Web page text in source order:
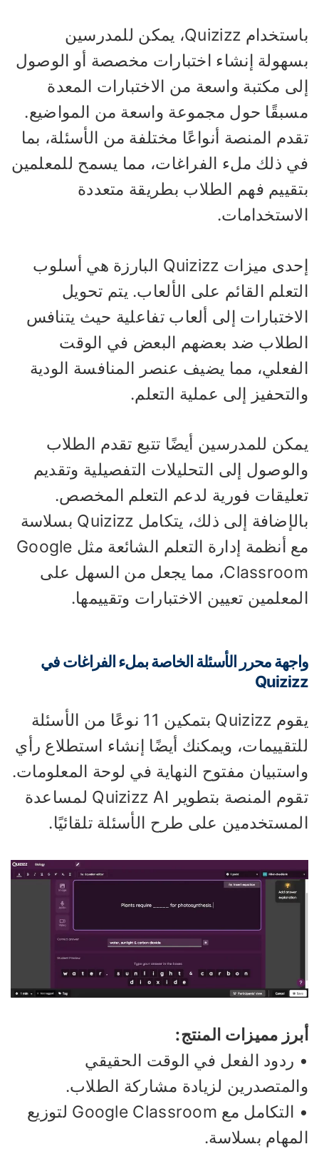
باستخدام Quizizz، يمكن للمدرسين
إنشاء اختبارات مخصصة أو الوصول
مكتبة واسعة من الاختبارات المعدة
حول مجموعة واسعة من المواضيع.
المنصة أنواعًا مختلفة من الأسئلة، بما
ذلك ملء الفراغات، مما يسمح للمعلمين
فهم الطلاب بطريقة متعددة
إحدى ميزات Quizizz البارزة هي أسلوب
القائم على الألعاب. يتم تحويل
إلى ألعاب تفاعلية حيث يتنافس
ضد بعضهم البعض في الوقت
مما يضيف عنصر المنافسة الودية
إلى عملية التعلم.
للمدرسين أيضًا تتبع تقدم الطلاب
إلى التحليلات التفصيلية وتقديم
فورية لدعم التعلم المخصص.
بالإضافة إلى ذلك، يتكامل Quizizz بسلاسة
مع أنظمة إدارة التعلم الشائعة مثل Google
Classroom، مما يجعل من السهل على
تعيين الاختبارات وتقييمها.
محرر الأسئلة الخاصة بملء الفراغات في
يقوم Quizizz بتمكين 11 نوعًا من الأسئلة
ويمكنك أيضًا إنشاء استطلاع رأي
مفتوح النهاية في لوحة المعلومات.
تقوم المنصة بتطوير Quizizz AI لمساعدة
على طرح الأسئلة تلقائيًا.
مميزات المنتج:
ردود الفعل في الوقت الحقيقي
لزيادة مشاركة الطلاب.
• التكامل مع Google Classroom لتوزيع
بسلاسة.